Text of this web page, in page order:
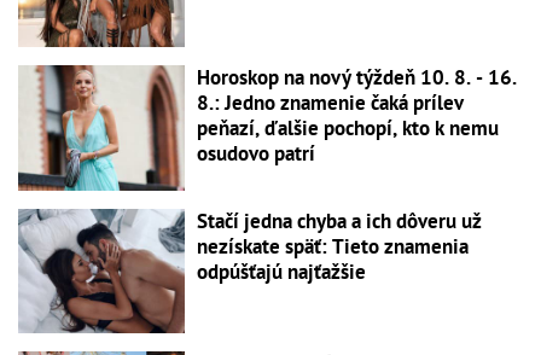
Horoskop na nový týždeň 10. 8. - 16.
8.: Jedno znamenie čaká prílev
peňazí, ďalšie pochopí, kto k nemu
osudovo patrí
Stačí jedna chyba a ich dôveru už
nezískate späť: Tieto znamenia
odpúšťajú najťažšie